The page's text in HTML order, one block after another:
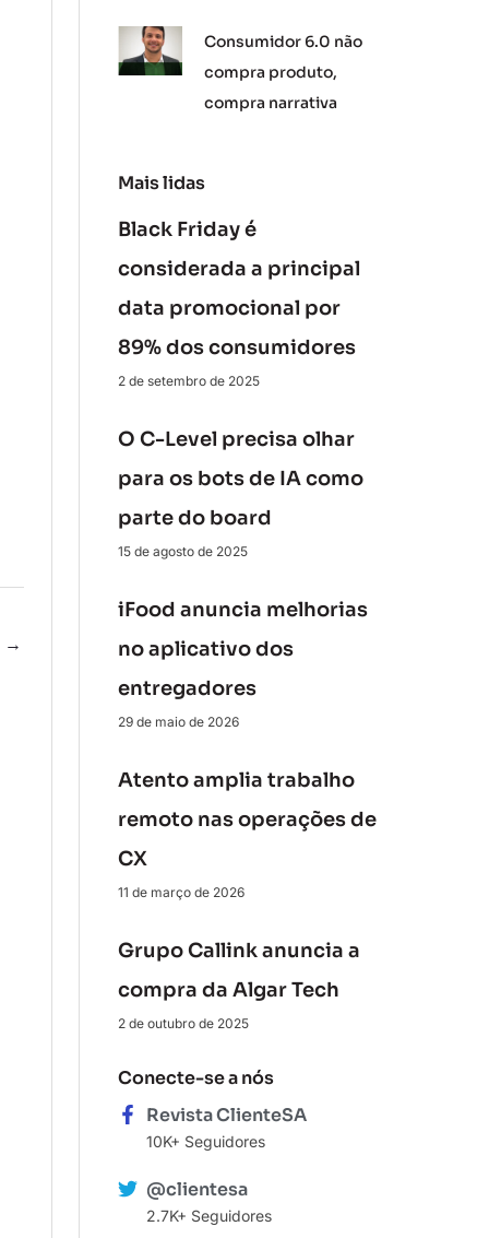
→
Consumidor 6.0 não
compra produto,
compra narrativa
Mais lidas
Black Friday é
considerada a principal
data promocional por
89% dos consumidores
2 de setembro de 2025
O C-Level precisa olhar
para os bots de IA como
parte do board
15 de agosto de 2025
iFood anuncia melhorias
no aplicativo dos
entregadores
29 de maio de 2026
Atento amplia trabalho
remoto nas operações de
CX
11 de março de 2026
Grupo Callink anuncia a
compra da Algar Tech
2 de outubro de 2025
Conecte-se a nós
Revista ClienteSA
10K+ Seguidores
@clientesa
2.7K+ Seguidores